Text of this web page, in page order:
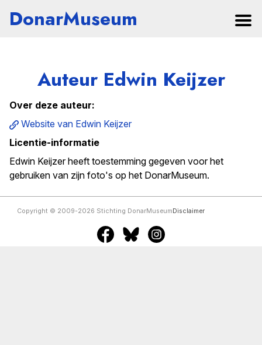
DonarMuseum
Auteur Edwin Keijzer
Over deze auteur:
Website van Edwin Keijzer
Licentie-informatie
Edwin Keijzer heeft toestemming gegeven voor het
gebruiken van zijn foto's op het DonarMuseum.
Copyright © 2009-2026 Stichting DonarMuseum Disclaimer